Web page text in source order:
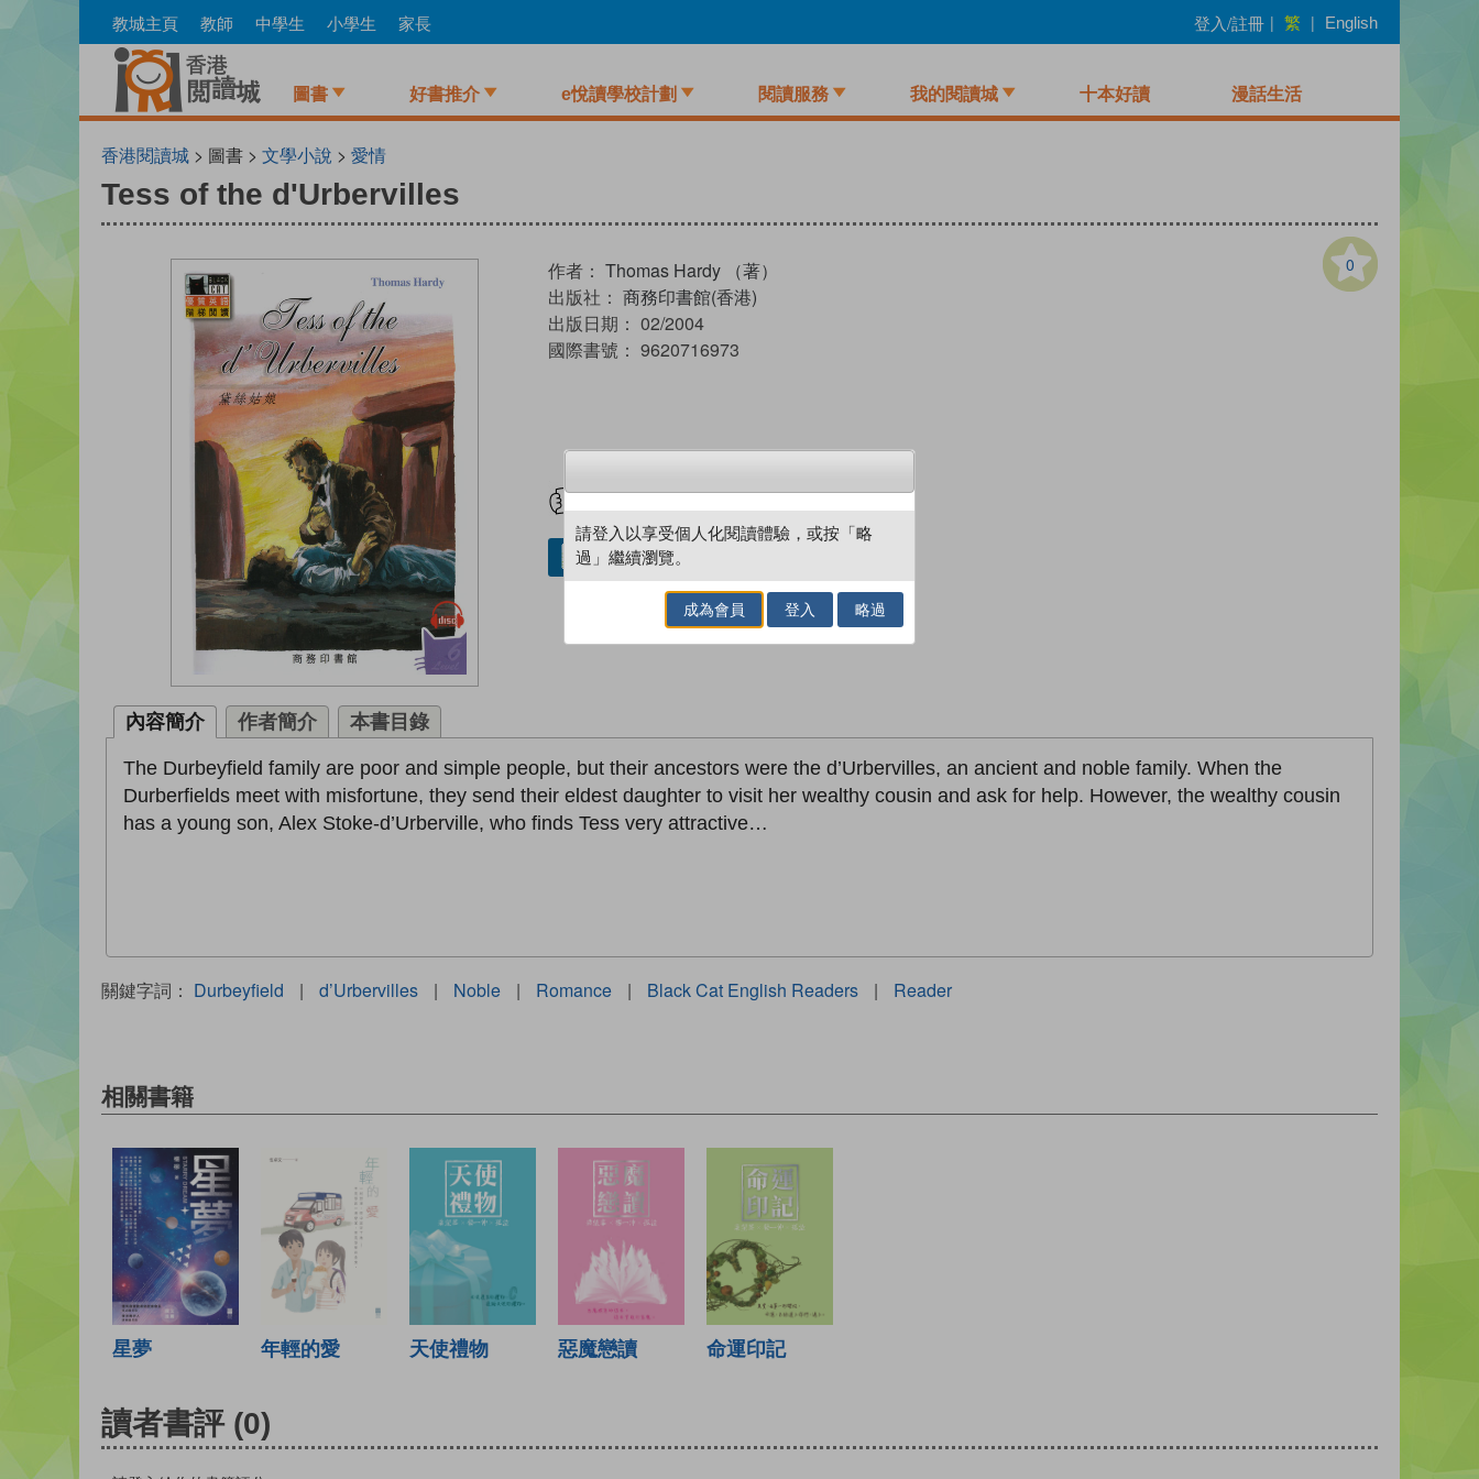
to
教城主頁 教師 中學生 小學生 家長 登入/註冊 | 繁 | English
圖書 好書推介 e悅讀學校計劃 閱讀服務 我的閱讀城 十本好讀 漫話生活
香港閱讀城 > 圖書 > 文學小說 > 愛情
Tess of the d'Urbervilles
0
作者： Thomas Hardy （著）
出版社： 商務印書館(香港)
出版日期： 02/2004
國際書號： 9620716973
借閱實體書
內容簡介 作者簡介 本書目錄
The Durbeyfield family are poor and simple people, but their ancestors were the d’Urbervilles, an ancient and noble family. When the
Durberfields meet with misfortune, they send their eldest daughter to visit her wealthy cousin and ask for help. However, the wealthy cousin
has a young son, Alex Stoke-d’Urberville, who finds Tess very attractive…
關鍵字詞： Durbeyfield | d’Urbervilles | Noble | Romance | Black Cat English Readers | Reader
相關書籍
星夢 年輕的愛 天使禮物 惡魔戀讀 命運印記
讀者書評 (0)
請登入以享受個人化閱讀體驗，或按「略
過」繼續瀏覽。
成為會員 登入 略過